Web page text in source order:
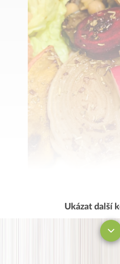
Ukázat další